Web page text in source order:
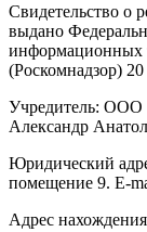
Свидетельство о
выдано
информационных
(Роскомнадзор) 20
Учредитель: ООО
Александр
Юридический
помещение 9. E-
Адрес